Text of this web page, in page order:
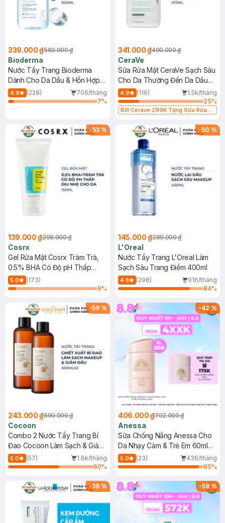
339.000 ₫560.000 ₫
Bioderma
Nước Tẩy Trang Bioderma
Dành Cho Da Dầu & Hỗn Hợp
500ml
4.9 (228)
706/tháng
7%
341.000 ₫490.000 ₫
CeraVe
Sữa Rửa Mặt CeraVe Sạch Sâu
Cho Da Thường Đến Da Dầu
473ml
4.9 (116)
1.5k/tháng
25%
Bill Cerave 299K Tặng Sữa Rửa
-53 %
139.000 ₫298.000 ₫
Cosrx
Gel Rửa Mặt Cosrx Tràm Trà,
0.5% BHA Có Độ pH Thấp
150ml
5.0
(173)
9%
-50 %
145.000 ₫289.000 ₫
L'Oreal
Nước Tẩy Trang L'Oreal Làm
Sạch Sâu Trang Điểm 400ml
4.8 (298)
916/tháng
84%
-59 %
243.000 ₫590.000 ₫
Cocoon
Combo 2 Nước Tẩy Trang Bí
Đao Cocoon Làm Sạch & Giảm
Dầu 500ml
5.0 (57)
1.6k/tháng
60%
-42%
406.000 ₫702.000 ₫
Anessa
Sữa Chống Nắng Anessa Cho
Da Nhạy Cảm & Trẻ Em 60ml
(Mới)
5.0 (23)
436/tháng
95%
-38 % -58%